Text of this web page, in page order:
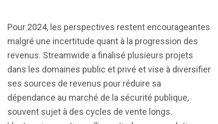
Pour 2024, les perspectives restent encourageantes
malgré une incertitude quant à la progression des
revenus. Streamwide a finalisé plusieurs projets
dans les domaines public et privé et vise à diversifier
ses sources de revenus pour réduire sa
dépendance au marché de la sécurité publique,
souvent sujet à des cycles de vente longs.